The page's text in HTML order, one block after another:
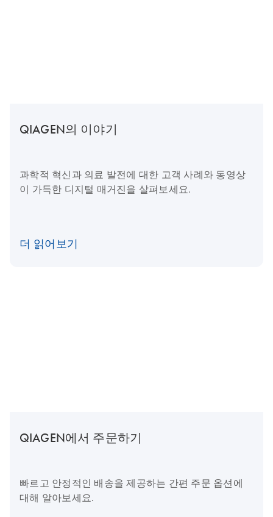
QIAGEN의 이야기
과학적 혁신과 의료 발전에 대한 고객 사례와 동영상
이 가득한 디지털 매거진을 살펴보세요.
더 읽어보기
QIAGEN에서 주문하기
빠르고 안정적인 배송을 제공하는 간편 주문 옵션에
대해 알아보세요.